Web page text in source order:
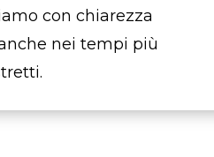
con chiarezza
nei tempi più